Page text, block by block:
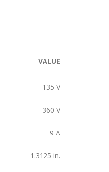
VALUE
135 V
360 V
9 A
1.3125 in.